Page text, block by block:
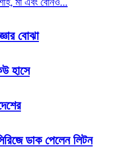
বোঝা
হাসে
ডাক পেলেন লিটন